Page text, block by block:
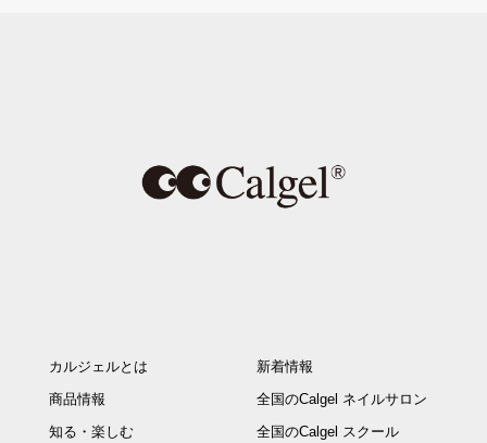
カルジェルとは
商品情報
知る・楽しむ
新着情報
全国のCalgel ネイルサロン
全国のCalgel スクール